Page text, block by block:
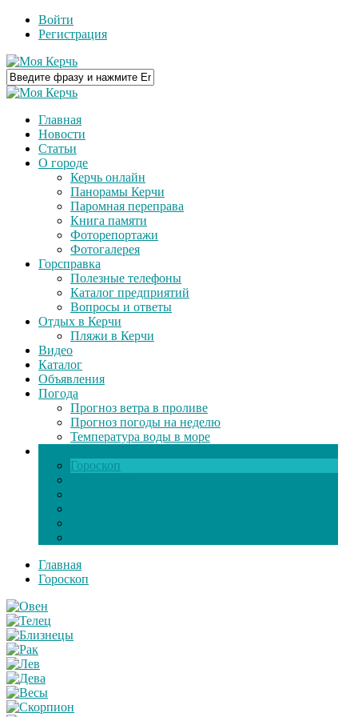
Войти
Регистрация
Главная
Новости
Статьи
О городе
Керчь онлайн
Панорамы Керчи
Паромная переправа
Книга памяти
Фоторепортажи
Фотогалерея
Горсправка
Полезные телефоны
Каталог предприятий
Вопросы и ответы
Отдых в Керчи
Пляжи в Керчи
Видео
Каталог
Объявления
Погода
Прогноз ветра в проливе
Прогноз погоды на неделю
Температура воды в море
Гороскоп
Главная
Гороскоп